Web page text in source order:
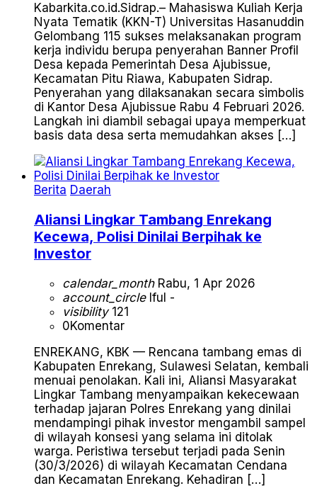
Kabarkita.co.id.Sidrap.– Mahasiswa Kuliah Kerja
Nyata Tematik (KKN-T) Universitas Hasanuddin
Gelombang 115 sukses melaksanakan program
kerja individu berupa penyerahan Banner Profil
Desa kepada Pemerintah Desa Ajubissue,
Kecamatan Pitu Riawa, Kabupaten Sidrap.
Penyerahan yang dilaksanakan secara simbolis
di Kantor Desa Ajubissue Rabu 4 Februari 2026.
Langkah ini diambil sebagai upaya memperkuat
basis data desa serta memudahkan akses […]
Berita Daerah
Aliansi Lingkar Tambang Enrekang
Kecewa, Polisi Dinilai Berpihak ke
Investor
calendar_monthRabu, 1 Apr 2026
account_circleIful -
visibility121
0Komentar
ENREKANG, KBK — Rencana tambang emas di
Kabupaten Enrekang, Sulawesi Selatan, kembali
menuai penolakan. Kali ini, Aliansi Masyarakat
Lingkar Tambang menyampaikan kekecewaan
terhadap jajaran Polres Enrekang yang dinilai
mendampingi pihak investor mengambil sampel
di wilayah konsesi yang selama ini ditolak
warga. Peristiwa tersebut terjadi pada Senin
(30/3/2026) di wilayah Kecamatan Cendana
dan Kecamatan Enrekang. Kehadiran […]